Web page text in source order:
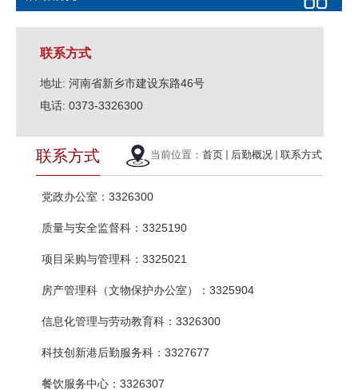
联系方式
地址: 河南省新乡市建设东路46号
电话: 0373-3326300
当前位置： 首页 后勤概况 联系方式
联系方式
党政办公室： 3326300
质量与安全监督科： 3325190
项目采购与管理科： 3325021
房产管理科（文物保护办公室）： 3325904
信息化管理与劳动教育科： 3326300
科技创新港后勤服务科： 3327677
餐饮服务中心： 3326307